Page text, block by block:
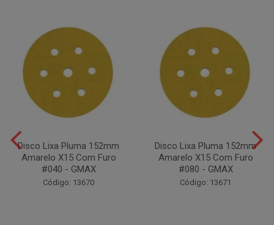
Disco Lixa Pluma 152mm
Amarelo X15 Com Furo
#040 - GMAX
Código: 13670
Disco Lixa Pluma 152mm
Amarelo X15 Com Furo
#080 - GMAX
Código: 13671